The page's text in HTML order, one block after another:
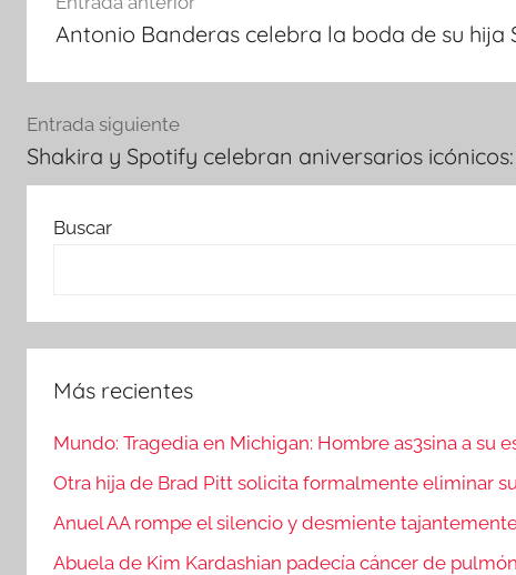
deAntonio Banderas celebra la boda de su hija
Entrada siguiente
Shakira y Spotify celebran aniversarios icónicos:
Buscar
Más recientes
Mundo: Tragedia en Michigan: Hombre as3sina a su
Otra hija de Brad Pitt solicita formalmente eliminar
Anuel AA rompe el silencio y desmiente
Abuela de Kim Kardashian padecía cáncer de pulmón